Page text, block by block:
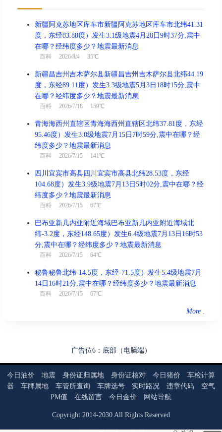
新疆阿克苏地区库车市新疆阿克苏地区库车市北纬41.31
度，东经83.88度）发生3.1级地震4月28日9时37分,震中
在哪？经纬度多少？地震最新消息
百科 2026/8/4 35℃
新疆昌吉州吉木萨尔县新疆昌吉州吉木萨尔县北纬44.19
度，东经89.11度）发生3.3级地震5月3日18时15分,震中
在哪？经纬度多少？地震最新消息
百科 2026/7/18 159℃
青海海西州直辖区青海海西州直辖区北纬37.81度，东经
95.46度）发生3.0级地震7月15日7时59分,震中在哪？经
纬度多少？地震最新消息
百科 2026/7/15 141℃
四川宜宾市高县四川宜宾市高县北纬28.53度，东经
104.68度）发生3.9级地震7月13日5时02分,震中在哪？经
纬度多少？地震最新消息
百科 2026/7/15 67℃
巴布亚新几内亚附近海域巴布亚新几内亚附近海域北
纬-3.2度，东经148.65度）发生6.4级地震7月13日16时53
分,震中在哪？经纬度多少？地震最新消息
百科 2026/7/15 64℃
秘鲁秘鲁北纬-14.5度，东经-71.5度）发生5.4级地震7月
14日16时21分,震中在哪？经纬度多少？地震最新消息
百科 2026/7/15 67℃
More .
广告位6：底部（电脑端）
今日油价 地震 身份证归属地 身份证核对 今日猪价
车检计算
器
车牌属地 车管所查询 车牌选号 实时路况 违章代码
空气
PM值
在线留言 今日金价 网站导航
Copyright 2014-2030 All Rights Reserved